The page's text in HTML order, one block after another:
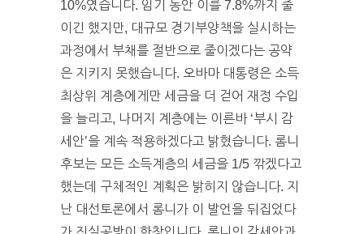
10%였습니다. 임기 동안 이를 7.8%까지 줄
이긴 했지만, 대규모 경기부양책을 실시하는
과정에서 부채를 절반으로 줄이겠다는 공약
은 지키지 못했습니다. 오바마 대통령은 소득
최상위 계층에게만 세금을 더 걷어 재정 수입
을 늘리고, 나머지 계층에는 이른바 ‘부시 감
세안’을 계속 적용하겠다고 밝혔습니다. 롬니
후보는 모든 소득계층의 세금을 1/5 깎겠다고
했는데 구체적인 계획은 밝히지 않습니다. 지
난 대선토론에서 롬니가 이 발언을 뒤집었다